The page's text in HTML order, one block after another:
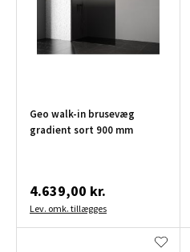
Geo walk-in brusevæg
gradient sort 900 mm
4.639,00 kr.
Lev. omk. tillægges